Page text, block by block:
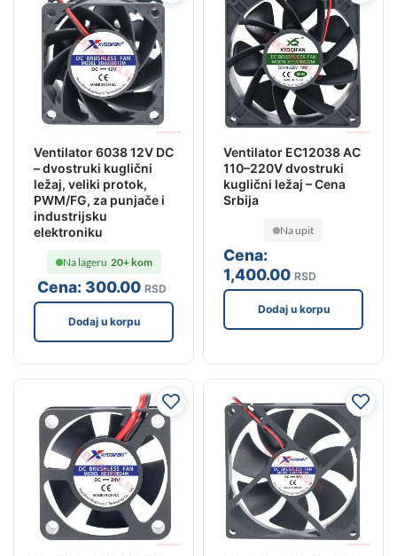
Ventilator 6038 12V DC
– dvostruki kuglični
ležaj, veliki protok,
PWM/FG, za punjače i
industrijsku
elektroniku
Cena:300.00 RSD
Na lageru 20+ kom
Dodaj u korpu
Ventilator EC12038 AC
110–220V dvostruki
kuglični ležaj – Cena
Srbija
Cena:
1,400.00 RSD
Na upit
Dodaj u korpu